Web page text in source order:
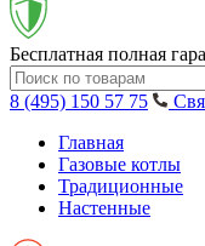
Бесплатная полная
8 (495) 150 57 75
Главная
Газовые котлы
Традиционные
Настенные